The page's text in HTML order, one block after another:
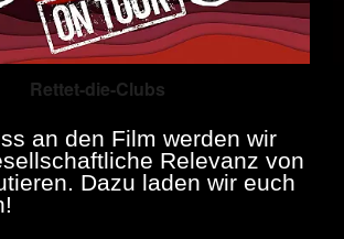
Rettet-die-Clubs
an den Film werden wir
Relevanz von
Dazu laden wir euch